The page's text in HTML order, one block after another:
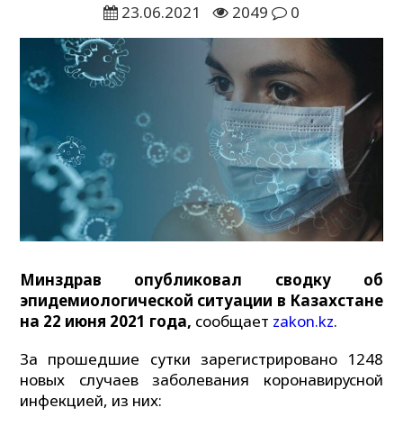
23.06.2021
2049 0
Минздрав опубликовал сводку об
эпидемиологической ситуации в Казахстане
на 22 июня 2021 года, сообщает zakon.kz.
За прошедшие сутки зарегистрировано 1248
новых случаев заболевания коронавирусной
инфекцией, из них:⠀